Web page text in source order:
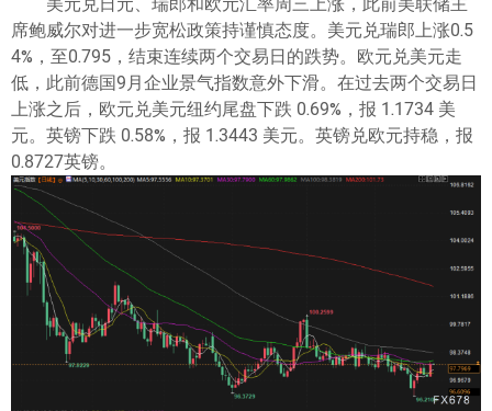
席鲍威尔对进一步宽松政策持谨慎态度。美元兑瑞郎上涨0.5
4%，至0.795，结束连续两个交易日的跌势。欧元兑美元走
低，此前德国9月企业景气指数意外下滑。在过去两个交易日
上涨之后，欧元兑美元纽约尾盘下跌 0.69%，报 1.1734 美
元。英镑下跌 0.58%，报 1.3443 美元。英镑兑欧元持稳，报
0.8727英镑。